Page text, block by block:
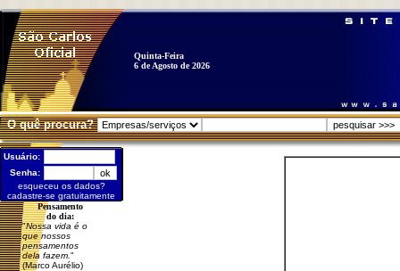
Quinta-Feira
6 de Agosto de 2026
O quê procura?
Usuário:
Senha:
esqueceu os dados?
cadastre-se gratuitamente
Pensamento
do dia:
"Nossa vida é o
que nossos
pensamentos
dela fazem. "
(Marco Aurélio)